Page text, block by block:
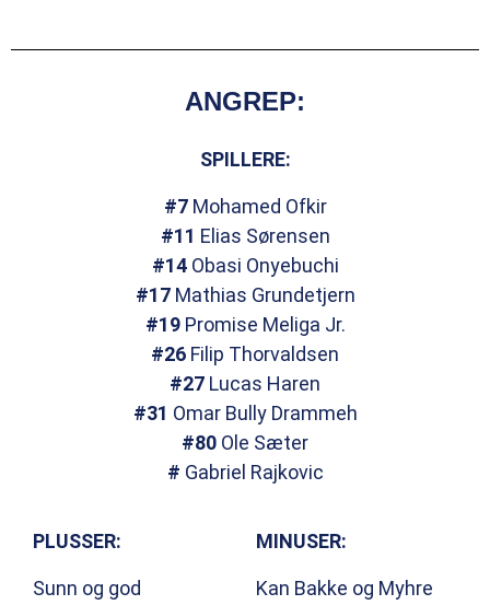
ANGREP:
SPILLERE:
#7Mohamed Ofkir
#11 Elias Sørensen
#14Obasi Onyebuchi
#17Mathias Grundetjern
#19Promise Meliga Jr.
#26 Filip Thorvaldsen
#27 Lucas Haren
#31 Omar Bully Drammeh
#80 Ole Sæter
# Gabriel Rajkovic
PLUSSER:
Sunn og god
MINUSER:
Kan Bakke og Myhre